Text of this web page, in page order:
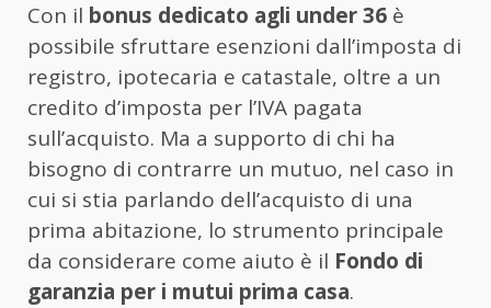
Con il bonus dedicato agli under 36 è
possibile sfruttare esenzioni dall’imposta di
registro, ipotecaria e catastale, oltre a un
credito d’imposta per l’IVA pagata
sull’acquisto. Ma a supporto di chi ha
bisogno di contrarre un mutuo, nel caso in
cui si stia parlando dell’acquisto di una
prima abitazione, lo strumento principale
da considerare come aiuto è il Fondo di
garanzia per i mutui prima casa.